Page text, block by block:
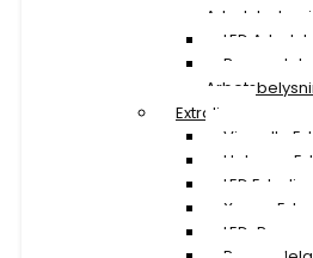
LED
Extraljus
Visa alla
Halogen
LED Extraljus
Xenon
LED-Ramper